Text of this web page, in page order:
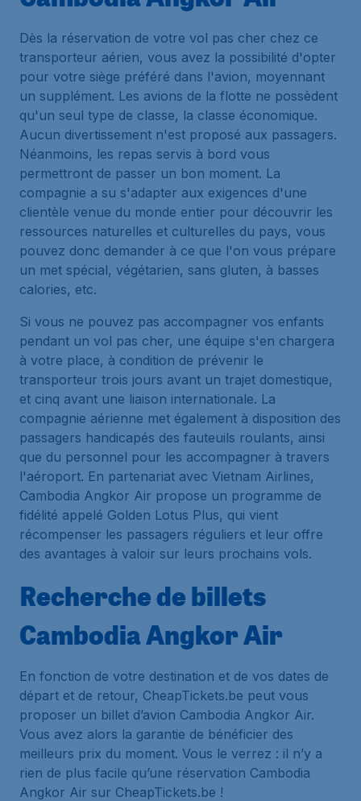
Dès la réservation de votre vol pas cher chez ce
transporteur aérien, vous avez la possibilité d'opter
pour votre siège préféré dans l'avion, moyennant
un supplément. Les avions de la flotte ne possèdent
qu'un seul type de classe, la classe économique.
Aucun divertissement n'est proposé aux passagers.
Néanmoins, les repas servis à bord vous
permettront de passer un bon moment. La
compagnie a su s'adapter aux exigences d'une
clientèle venue du monde entier pour découvrir les
ressources naturelles et culturelles du pays, vous
pouvez donc demander à ce que l'on vous prépare
un met spécial, végétarien, sans gluten, à basses
calories, etc.
Si vous ne pouvez pas accompagner vos enfants
pendant un vol pas cher, une équipe s'en chargera
à votre place, à condition de prévenir le
transporteur trois jours avant un trajet domestique,
et cinq avant une liaison internationale. La
compagnie aérienne met également à disposition des
passagers handicapés des fauteuils roulants, ainsi
que du personnel pour les accompagner à travers
l'aéroport. En partenariat avec Vietnam Airlines,
Cambodia Angkor Air propose un programme de
fidélité appelé Golden Lotus Plus, qui vient
récompenser les passagers réguliers et leur offre
des avantages à valoir sur leurs prochains vols.
Recherche de billets
Cambodia Angkor Air
En fonction de votre destination et de vos dates de
départ et de retour, CheapTickets.be peut vous
proposer un billet d’avion Cambodia Angkor Air.
Vous avez alors la garantie de bénéficier des
meilleurs prix du moment. Vous le verrez : il n’y a
rien de plus facile qu’une réservation Cambodia
Angkor Air sur CheapTickets.be !